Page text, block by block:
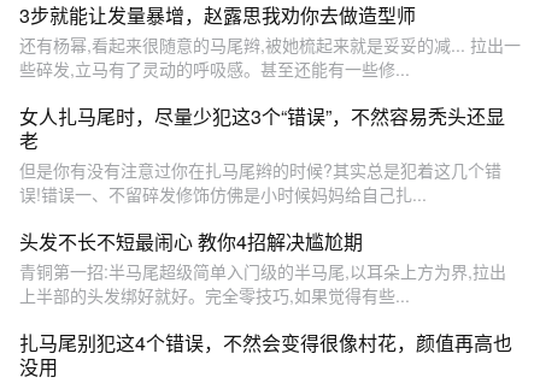
3步就能让发量暴增，赵露思我劝你去做造型师
还有杨幂,看起来很随意的马尾辫,被她梳起来就是妥妥的减... 拉出一
些碎发,立马有了灵动的呼吸感。甚至还能有一些修...
女人扎马尾时，尽量少犯这3个“错误”，不然容易秃头还显
老
但是你有没有注意过你在扎马尾辫的时候?其实总是犯着这几个错
误!错误一、不留碎发修饰仿佛是小时候妈妈给自己扎...
头发不长不短最闹心 教你4招解决尴尬期
青铜第一招:半马尾超级简单入门级的半马尾,以耳朵上方为界,拉出
上半部的头发绑好就好。完全零技巧,如果觉得有些...
扎马尾别犯这4个错误，不然会变得很像村花，颜值再高也
没用